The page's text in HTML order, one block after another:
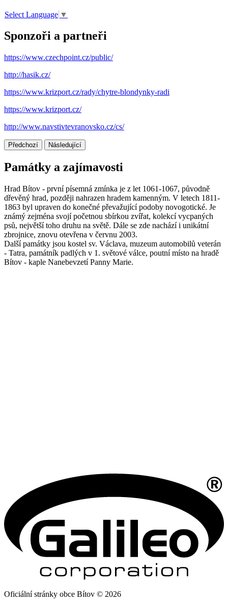
Select Language ▼
Sponzoři a partneři
https://www.czechpoint.cz/public/
http://hasik.cz/
https://www.krizport.cz/rady/chytre-blondynky-radi
https://www.krizport.cz/
http://www.navstivtevranovsko.cz/cs/
Předchozí Následující
Památky a zajímavosti
Hrad Bítov - první písemná zmínka je z let 1061-1067, původně
dřevěný hrad, později nahrazen hradem kamenným. V letech 1811-
1863 byl upraven do konečné převažující podoby novogotické. Je
známý zejména svojí početnou sbírkou zvířat, kolekcí vycpaných
psů, největší toho druhu na světě. Dále se zde nachází i unikátní
zbrojnice, znovu otevřena v červnu 2003.
Další památky jsou kostel sv. Václava, muzeum automobilů veterán
- Tatra, památník padlých v 1. světové válce, poutní místo na hradě
Bítov - kaple Nanebevzetí Panny Marie.
Oficiální stránky obce Bítov © 2026